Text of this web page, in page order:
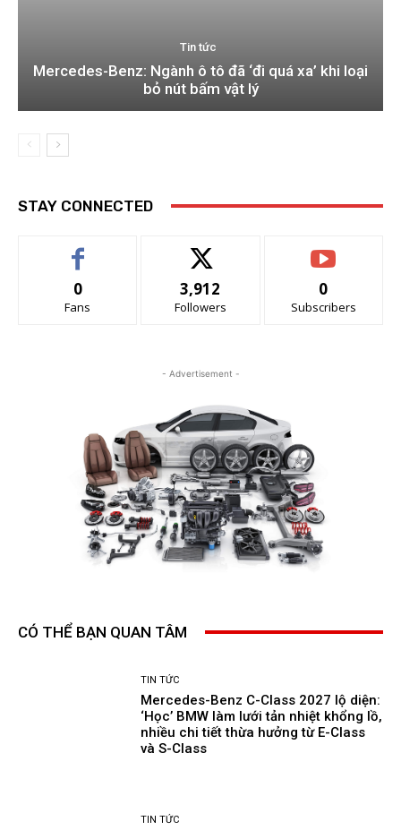
Tin tức
Mercedes-Benz: Ngành ô tô đã ‘đi quá xa’ khi loại
bỏ nút bấm vật lý
STAY CONNECTED
0
Fans
3,912
Followers
0
Subscribers
- Advertisement -
CÓ THỂ BẠN QUAN TÂM
TIN TỨC
Mercedes-Benz C-Class 2027 lộ diện:
‘Học’ BMW làm lưới tản nhiệt khổng lồ,
nhiều chi tiết thừa hưởng từ E-Class
và S-Class
TIN TỨC